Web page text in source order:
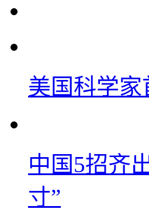
美国科学
中国5招齐
寸”